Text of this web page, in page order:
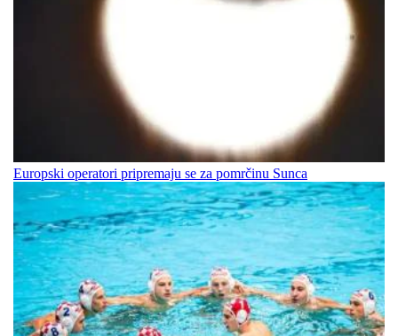
Europski operatori pripremaju se za pomrčinu Sunca